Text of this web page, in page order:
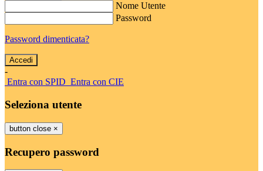
Nome Utente
Password
Password dimenticata?
-
Entra con SPID Entra con CIE
Seleziona utente
button close ×
Recupero password